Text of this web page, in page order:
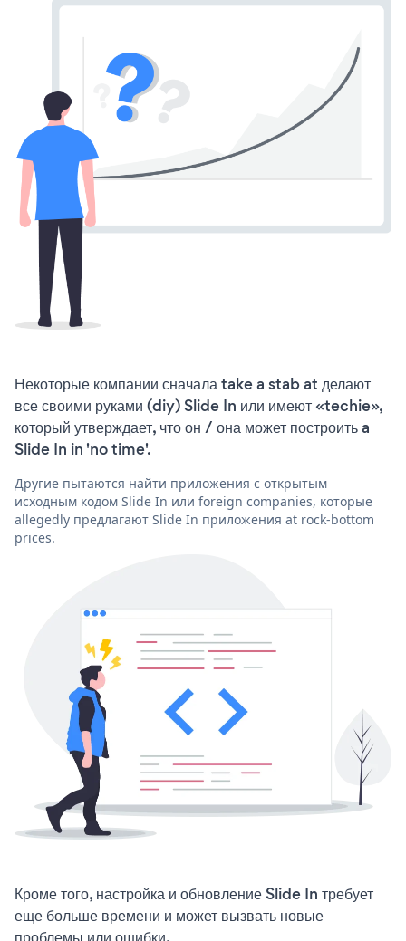
Некоторые компании сначала take a stab at делают
все своими руками (diy) Slide In или имеют «techie»,
который утверждает, что он / она может построить a
Slide In in 'no time'.
Другие пытаются найти приложения с открытым
исходным кодом Slide In или foreign companies, которые
allegedly предлагают Slide In приложения at rock-bottom
prices.
Кроме того, настройка и обновление Slide In требует
еще больше времени и может вызвать новые